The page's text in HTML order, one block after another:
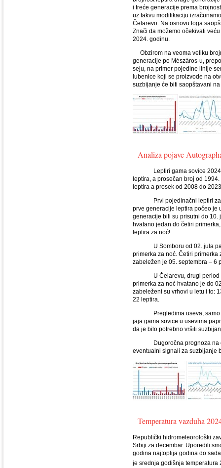
i treće generacije prema
uz takvu modifikaciju
Čelarevo. Na osnovu toga
Znači da možemo očekivati
2024. godinu.
Obzirom na veoma veliku
generacije po Mészáros-u,
seju, na primer pojedine linije
lubenice koji se proizvode na
suzbijanje će biti saopštavani
Analiza pojave
Leptiri gama sovice 2024.
leptira, a prosečan broj od
leptira a prosek od 2008 do
Prvi pojedinačni leptiri
prve generacije leptira počeo je
generacije bili su prisutni do 10.
hvatano jedan do četiri
leptira za noć!
U Somboru od 02. jula pa
primerka za noć. Četiri
zabeležen je 05. septembra – 6
U Čelarevu, drugi period
primerka za noć hvatano je do
zabeleženi su vrhovi u letu i to:
22 leptira.
Pregledima useva, samo na
jaja gama sovice u usevima
da je bilo potrebno vršiti
Dugoročna prognoza na
eventualni signali za suzbijanje
Temperatura vazduha
Republički hidrometeorološki
Srbiji za decembar. Uporedili
godina najtoplija godina do
je srednja godišnja temperatura